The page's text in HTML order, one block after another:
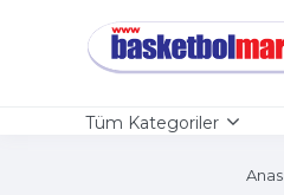
Tüm Kategoriler